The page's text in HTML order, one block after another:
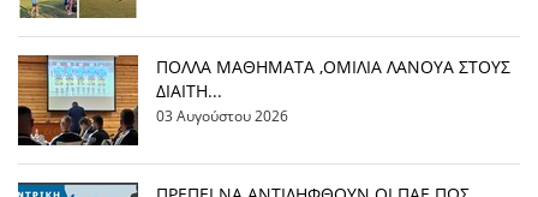
ΠΟΛΛΑ ΜΑΘΗΜΑΤΑ ,ΟΜΙΛΙΑ ΛΑΝΟΥΑ ΣΤΟΥΣ
ΔΙΑΙΤΗ...
03 Αυγούστου 2026